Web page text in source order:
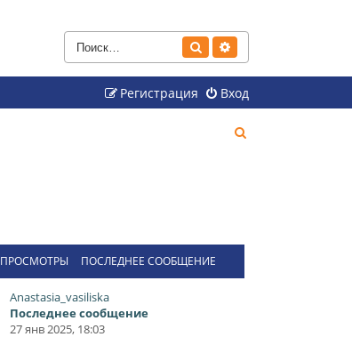
Поиск
Вход
Регистрация
ПРОСМОТРЫ ПОСЛЕДНЕЕ СООБЩЕНИЕ
Anastasia_vasiliska
Последнее сообщение
27 янв 2025, 18:03